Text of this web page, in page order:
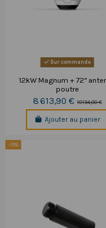
Sur commande
12kW Magnum + 72"
poutre
8 613,90 € 10 134,00 €
Ajouter au panier
-15%